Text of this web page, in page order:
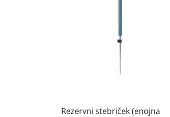
Rezervni stebriček (enojna